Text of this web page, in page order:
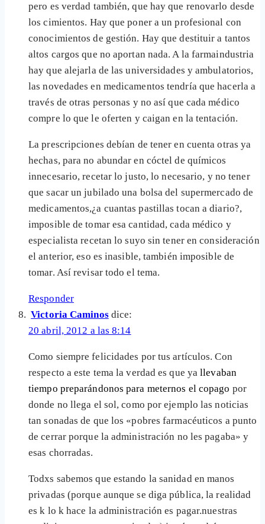
pero es verdad también, que hay que renovarlo desde
los cimientos. Hay que poner a un profesional con
conocimientos de gestión. Hay que destituir a tantos
altos cargos que no aportan nada. A la farmaindustria
hay que alejarla de las universidades y ambulatorios,
las novedades en medicamentos tendría que hacerla a
través de otras personas y no así que cada médico
compre lo que le oferten y caigan en la tentación.
La prescripciones debían de tener en cuenta otras ya
hechas, para no abundar en cóctel de químicos
innecesario, recetar lo justo, lo necesario, y no tener
que sacar un jubilado una bolsa del supermercado de
medicamentos,¿a cuantas pastillas tocan a diario?,
imposible de tomar esa cantidad, cada médico y
especialista recetan lo suyo sin tener en consideración
el anterior, eso es inasible, también imposible de
tomar. Así revisar todo el tema.
Responder
Victoria Caminos dice:
20 abril, 2012 a las 8:14
Como siempre felicidades por tus artículos. Con
respecto a este tema la verdad es que yallevaban
tiempo preparándonos para meternos el copago por
donde no llega el sol, como por ejemplo las noticias
tan sonadas de que los «pobres farmacéuticos a punto
de cerrar porque la administración no les pagaba» y
esas chorradas.
Todxs sabemos que estando la sanidad en manos
privadas (porque aunque se diga pública, la realidad
es k lo k hace la administración es pagar.nuestras